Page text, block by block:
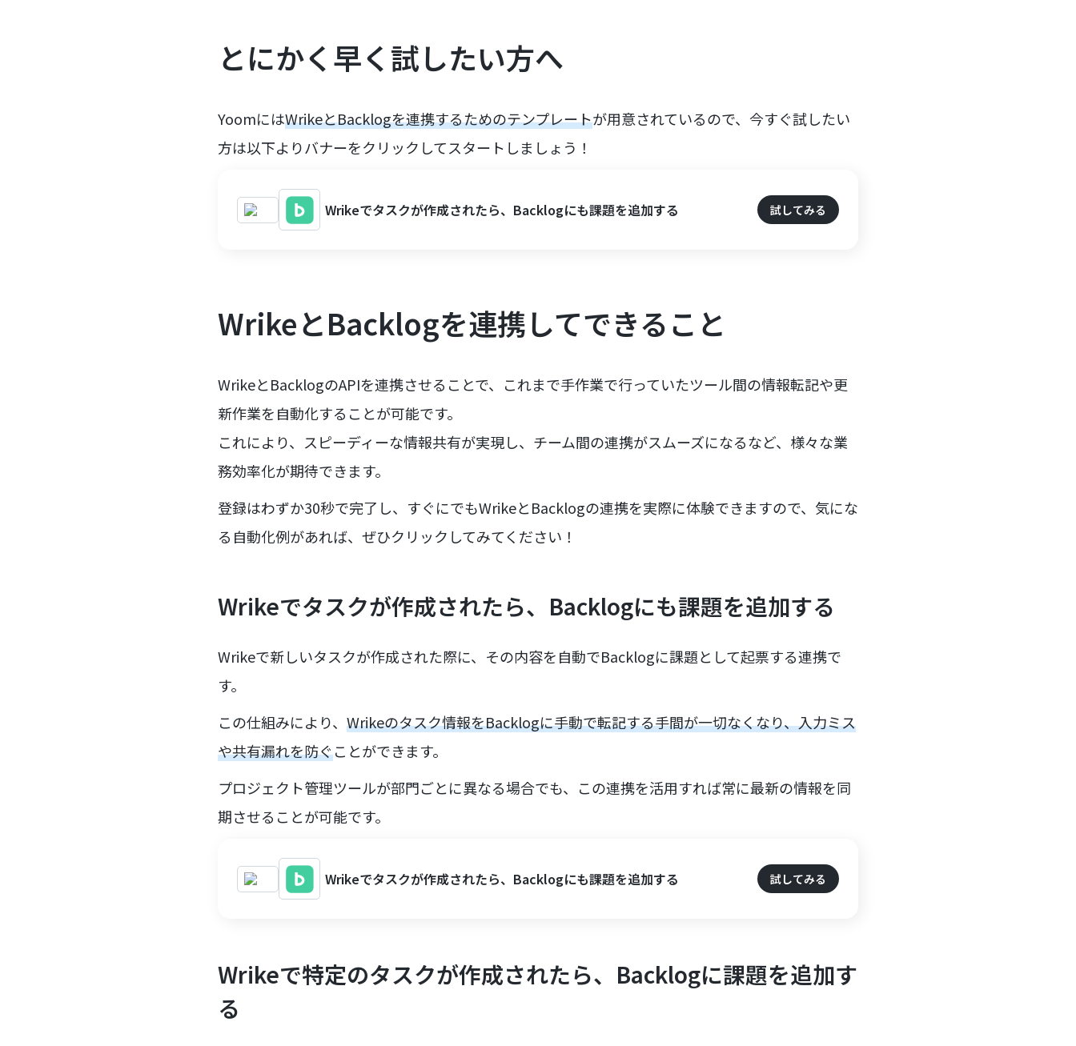
とにかく早く試したい方へ
YoomにはWrikeとBacklogを連携するためのテンプレートが用意されているので、今すぐ試したい
方は以下よりバナーをクリックしてスタートしましょう！
Wrikeでタスクが作成されたら、Backlogにも課題を追加する 試してみる
WrikeとBacklogを連携してできること
WrikeとBacklogのAPIを連携させることで、これまで手作業で行っていたツール間の情報転記や更
新作業を自動化することが可能です。
これにより、スピーディーな情報共有が実現し、チーム間の連携がスムーズになるなど、様々な業
務効率化が期待できます。
登録はわずか30秒で完了し、すぐにでもWrikeとBacklogの連携を実際に体験できますので、気にな
る自動化例があれば、ぜひクリックしてみてください！
Wrikeでタスクが作成されたら、Backlogにも課題を追加する
Wrikeで新しいタスクが作成された際に、その内容を自動でBacklogに課題として起票する連携で
す。
この仕組みにより、 Wrikeのタスク情報をBacklogに手動で転記する手間が一切なくなり、入力ミス
や共有漏れを防ぐことができます。
プロジェクト管理ツールが部門ごとに異なる場合でも、この連携を活用すれば常に最新の情報を同
期させることが可能です。
Wrikeでタスクが作成されたら、Backlogにも課題を追加する 試してみる
Wrikeで特定のタスクが作成されたら、Backlogに課題を追加す
る